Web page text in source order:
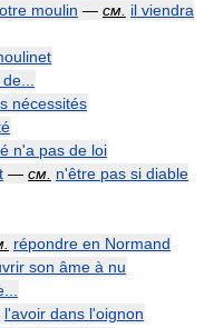
moulin — см. il viendra
nécessités
n'a pas de loi
— см. n'être pas si diable
répondre en Normand
son âme à nu
l'avoir dans l'oignon